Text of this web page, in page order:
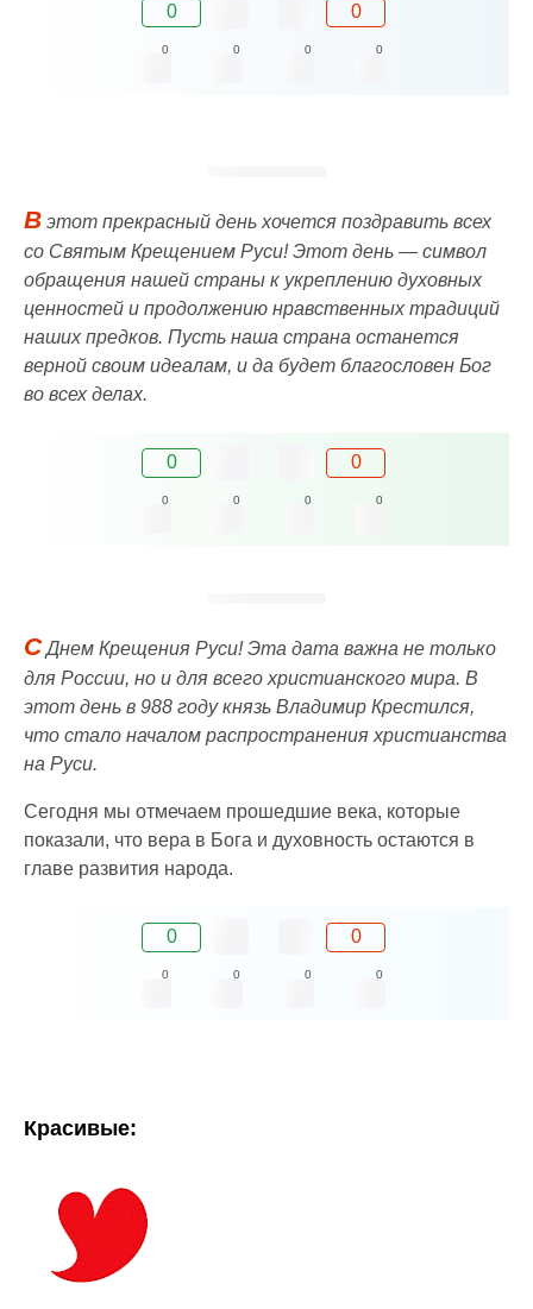
0 0
0 0 0 0
В этот прекрасный день хочется поздравить всех
со Святым Крещением Руси! Этот день — символ
обращения нашей страны к укреплению духовных
ценностей и продолжению нравственных традиций
наших предков. Пусть наша страна останется
верной своим идеалам, и да будет благословен Бог
во всех делах.
0 0
0 0 0 0
СДнем Крещения Руси! Эта дата важна не только
для России, но и для всего христианского мира. В
этот день в 988 году князь Владимир Крестился,
что стало началом распространения христианства
на Руси.
Сегодня мы отмечаем прошедшие века, которые
показали, что вера в Бога и духовность остаются в
главе развития народа.
0 0
0 0 0 0
Красивые: